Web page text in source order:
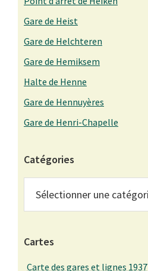
Gare de Heist
Gare de Helchteren
Gare de Hemiksem
Halte de Henne
Gare de Hennuyères
Gare de Henri-Chapelle
Catégories
Cartes
Carte des gares et lignes 1937